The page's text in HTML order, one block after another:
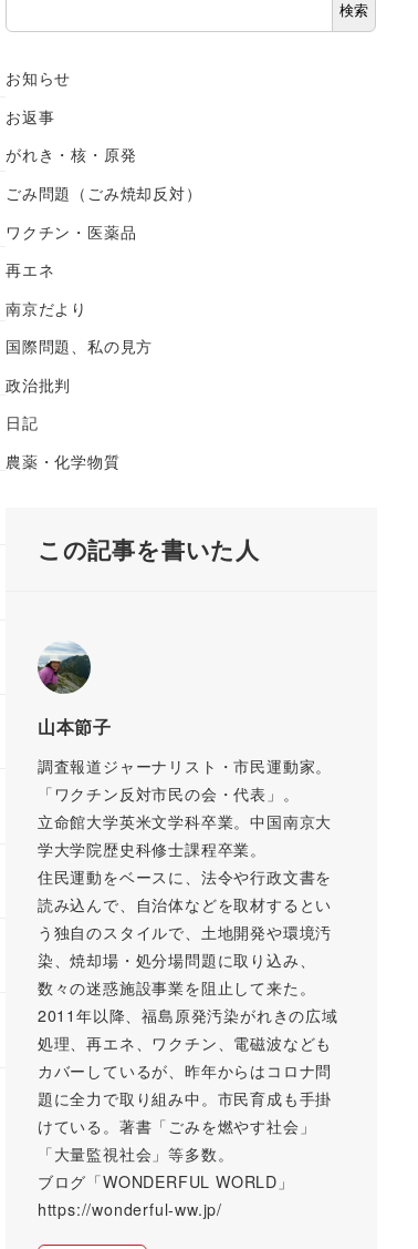
索
検索
お知らせ
お返事
がれき・核・原発
ごみ問題（ごみ焼却反対）
ワクチン・医薬品
再エネ
南京だより
国際問題、私の見方
政治批判
日記
農薬・化学物質
この記事を書いた人
山本節子
調査報道ジャーナリスト・市民運動家。
「ワクチン反対市民の会・代表」。
立命館大学英米文学科卒業。中国南京大
学大学院歴史科修士課程卒業。
住民運動をベースに、法令や行政文書を
読み込んで、自治体などを取材するとい
う独自のスタイルで、土地開発や環境汚
染、焼却場・処分場問題に取り込み、
数々の迷惑施設事業を阻止して来た。
2011年以降、福島原発汚染がれきの広域
処理、再エネ、ワクチン、電磁波なども
カバーしているが、昨年からはコロナ問
題に全力で取り組み中。市民育成も手掛
けている。著書「ごみを燃やす社会」
「大量監視社会」等多数。
ブログ「WONDERFUL WORLD」
https://wonderful-ww.jp/